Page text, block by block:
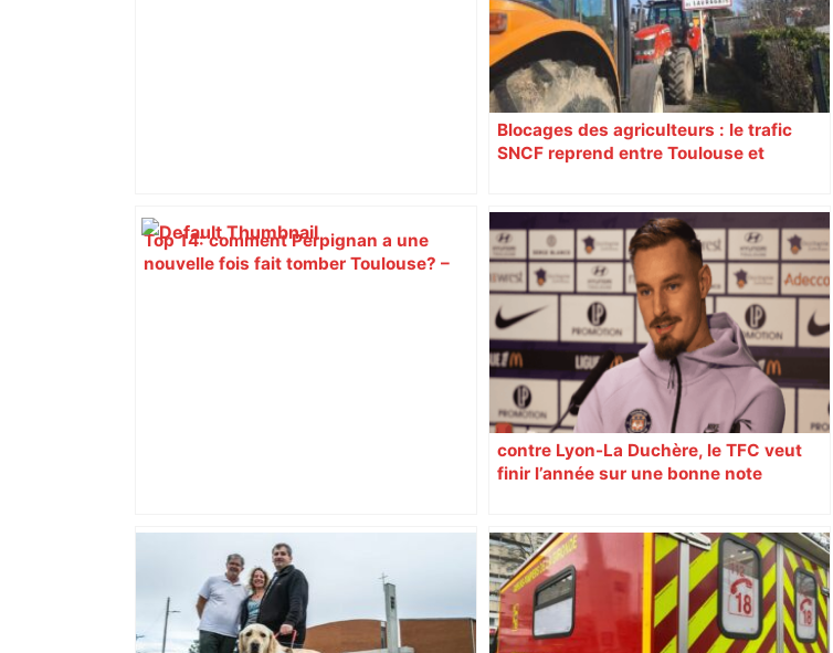
Top 14: comment Perpignan a une
nouvelle fois fait tomber Toulouse? –
Blocages des agriculteurs : le trafic
SNCF reprend entre Toulouse et
DIRECT. Colère des agriculteurs :
mobilisation agricole à Toulouse ce
samedi, 113 vaches abattues en Ariège
– ladepeche.fr
contre Lyon-La Duchère, le TFC veut
finir l’année sur une bonne note